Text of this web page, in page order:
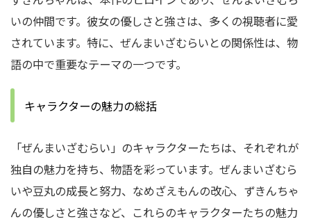
いの仲間です。 彼女の優しさと強さは、多くの視聴者に愛
されています。 特に、ぜんまいざむらいとの関係性は、物
語の中で重要なテーマの一つです。
キャラクターの魅力の総括
「ぜんまいざむらい」のキャラクターたちは、それぞれが
独自の魅力を持ち、物語を彩っています。 ぜんまいざむら
いや豆丸の成長と努力、なめざえもんの改心、ずきんちゃ
んの優しさと強さなど、これらのキャラクターたちの魅力